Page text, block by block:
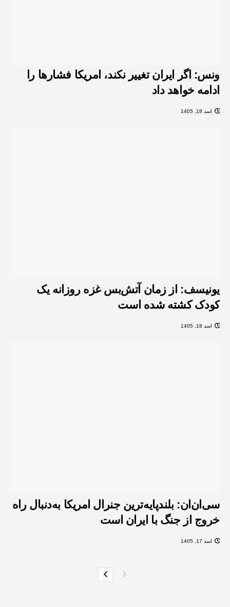
ونس: اگر ایران تغییر نکند، امریکا فشارها را
ادامه خواهد داد
اسد 18, 1405
یونیسف: از زمان آتش‌بس غزه روزانه یک
کودک کشته شده است
اسد 18, 1405
سی‌ان‌ان: بلندپایه‌ترین جنرال امریکا به‌دنبال راه
خروج از جنگ با ایران است
اسد 17, 1405